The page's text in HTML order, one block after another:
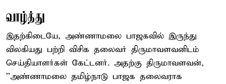
வாழ்த்து
இதற்கிடையே, அண்ணாமலை பாஜகவில் இருந்து
விலகியது பற்றி விசிக தலைவர் திருமாவளவனிடம்
செய்தியாளர்கள் கேட்டனர். அதற்கு திருமாவளவன்,
’’அண்ணாமலை தமிழ்நாடு பாஜக தலைவராக